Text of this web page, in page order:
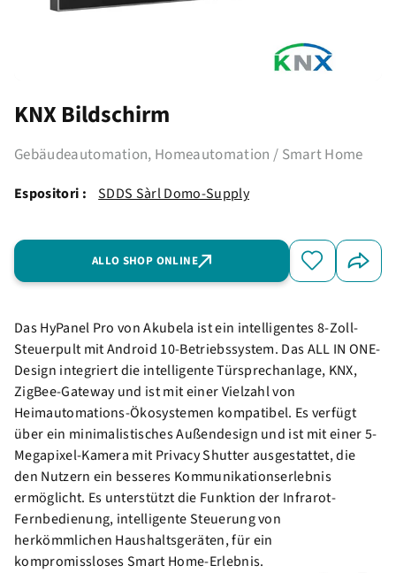
KNX Bildschirm
Gebäudeautomation, Homeautomation / Smart Home
Espositori : SDDS Sàrl Domo-Supply
ALLO SHOP ONLINE
Das HyPanel Pro von Akubela ist ein intelligentes 8-Zoll-
Steuerpult mit Android 10-Betriebssystem. Das ALL IN ONE-
Design integriert die intelligente Türsprechanlage, KNX,
ZigBee-Gateway und ist mit einer Vielzahl von
Heimautomations-Ökosystemen kompatibel. Es verfügt
über ein minimalistisches Außendesign und ist mit einer 5-
Megapixel-Kamera mit Privacy Shutter ausgestattet, die
den Nutzern ein besseres Kommunikationserlebnis
ermöglicht. Es unterstützt die Funktion der Infrarot-
Fernbedienung, intelligente Steuerung von
herkömmlichen Haushaltsgeräten, für ein
kompromissloses Smart Home-Erlebnis.